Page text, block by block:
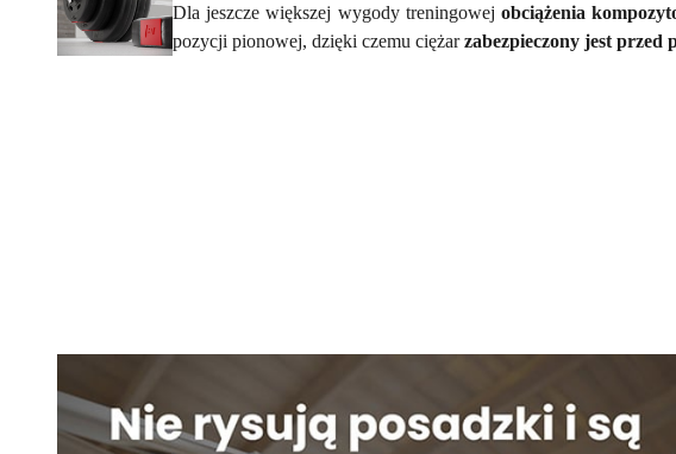
Dla jeszcze większej wygody treningowejobciążenia
pozycji pionowej, dzięki czemu ciężarzabezpieczony jest przed